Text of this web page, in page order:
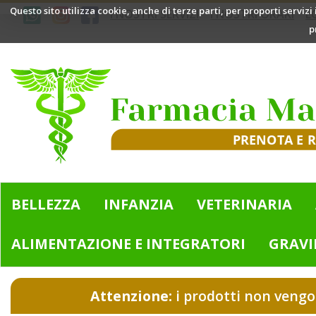
Passa
Questo sito utilizza cookie, anche di terze parti, per proporti
I NOSTRI SERVIZI I NOSTRI ORARI
Mazzini
Bologna
BELLEZZA INFANZIA VETERINARIA
ALIMENTAZIONE E INTEGRATORI
Attenzione: i prodotti non